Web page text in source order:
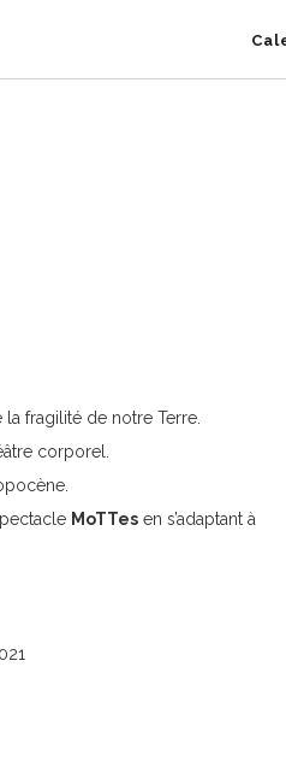
fragilité de notre Terre.
corporel.
MoTTes en s’adaptant à